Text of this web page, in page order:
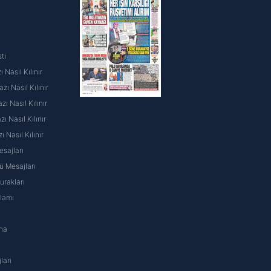
Nasıl Kılınır
Nasıl Kılınır
Nasıl Kılınır
Nasıl Kılınır
Nasıl Kılınır
Mesajları